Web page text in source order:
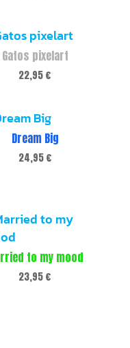
Gatos pixelart
22,95€
Dream Big
24,95€
to my mood
23,95€